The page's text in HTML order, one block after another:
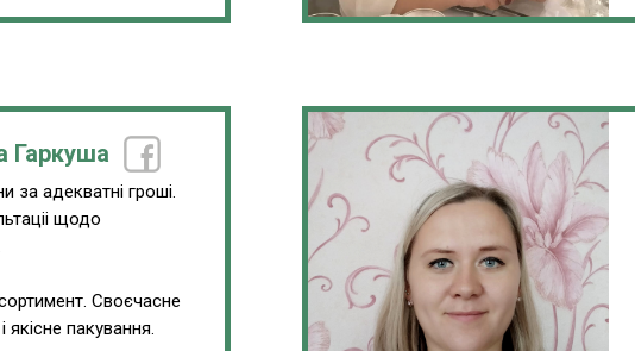
Гаркуша
за адекватні гроші.
щодо
Своєчасне
якісне пакування.